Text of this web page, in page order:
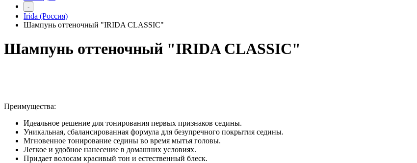
-
Irida (Россия)
Шампунь оттеночный "IRIDA CLASSIC"
Шампунь оттеночный "IRIDA CLASSIC"
Преимущества:
Идеальное решение для тонирования первых признаков седины.
Уникальная, сбалансированная формула для безупречного покрытия седины.
Мгновенное тонирование седины во время мытья головы.
Легкое и удобное нанесение в домашних условиях.
Придает волосам красивый тон и естественный блеск.